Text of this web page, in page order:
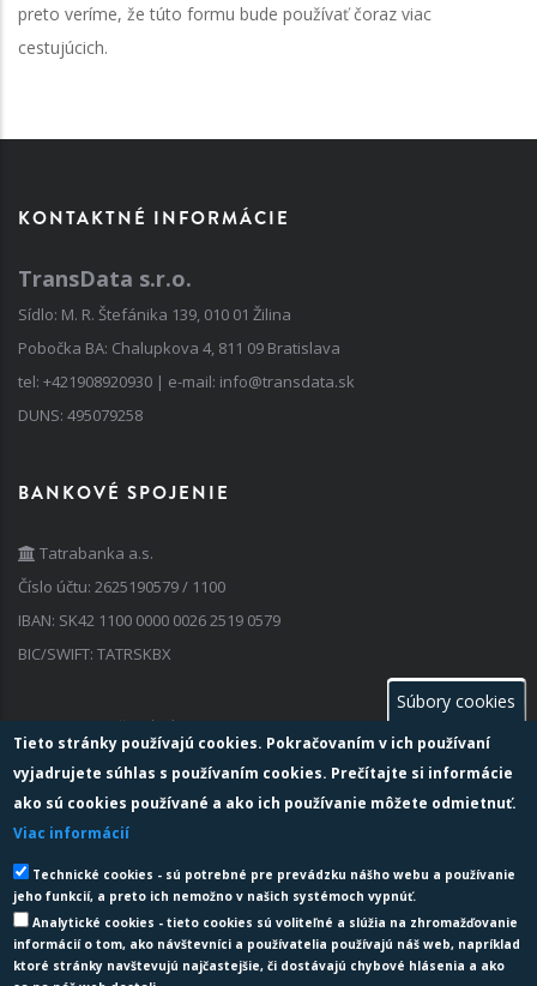
preto veríme, že túto formu bude používať čoraz viac
cestujúcich.
KONTAKTNÉ INFORMÁCIE
TransData s.r.o.
Sídlo: M. R. Štefánika 139, 010 01 Žilina
Pobočka BA: Chalupkova 4, 811 09 Bratislava
tel: +421908920930 | e-mail: info@transdata.sk
DUNS: 495079258
BANKOVÉ SPOJENIE
Tatrabanka a.s.
Číslo účtu: 2625190579 / 1100
IBAN: SK42 1100 0000 0026 2519 0579
BIC/SWIFT: TATRSKBX
FAKTURAČNÉ ÚDAJE
IČO: 35 741 236
IČ DPH: SK 202 024 2763
Zapísaný v obchodnom registri: vedenom Okresným súdom Žilina,
oddiel: Sro, vložka č: 69536/L
Súbory cookies
Tieto stránky používajú cookies. Pokračovaním v ich používaní
vyjadrujete súhlas s používaním cookies. Prečítajte si informácie
ako sú cookies používané a ako ich používanie môžete odmietnuť.
Viac informácií
Technické cookies - sú potrebné pre prevádzku nášho webu a používanie
jeho funkcií, a preto ich nemožno v našich systémoch vypnúť.
Analytické cookies - tieto cookies sú voliteľné a slúžia na zhromažďovanie
informácií o tom, ako návštevníci a používatelia používajú náš web, napríklad
ktoré stránky navštevujú najčastejšie, či dostávajú chybové hlásenia a ako